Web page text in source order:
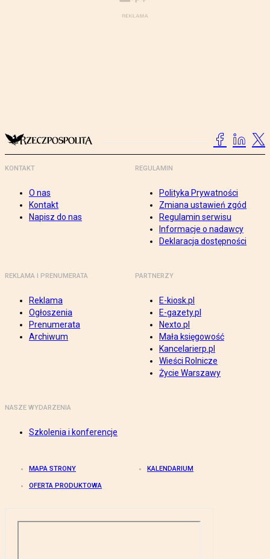
KONTAKT
O nas
Kontakt
Napisz do nas
REGULAMIN
Polityka Prywatności
Zmiana ustawień zgód
Regulamin serwisu
Informacje o nadawcy
Deklaracja dostępności
REKLAMA I PRENUMERATA
Reklama
Ogłoszenia
Prenumerata
Archiwum
PARTNERZY
E-kiosk.pl
E-gazety.pl
Nexto.pl
Mała księgowość
Kancelarierp.pl
Wieści Rolnicze
Życie Warszawy
NASZE WYDARZENIA
Szkolenia i konferencje
MAPA STRONY KALENDARIUM
OFERTA PRODUKTOWA